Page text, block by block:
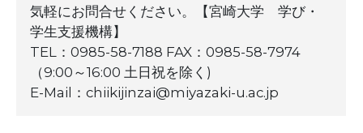
気軽にお問合せください。【宮崎大学 学び・
学生支援機構】
TEL：0985-58-7188 FAX：0985-58-7974
（9:00～16:00 土日祝を除く)
E-Mail：chiikijinzai@miyazaki-u.ac.jp